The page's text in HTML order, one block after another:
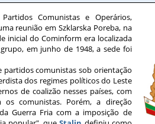
Comunistas e Operários,
reunião em Szklarska Poreba, na
inicial do Cominform era localizada
em junho de 1948, a sede foi
comunistas sob orientação
dos regimes políticos do Leste
de coalizão nesses países, com
comunistas. Porém, a direção
Guerra Fria com a imposição de